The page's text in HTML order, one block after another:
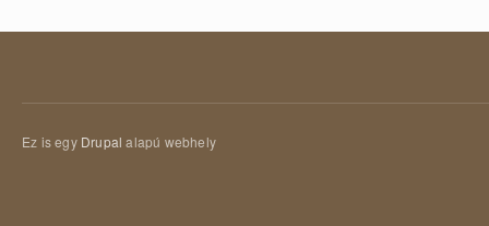
Ez is egy Drupal alapú webhely